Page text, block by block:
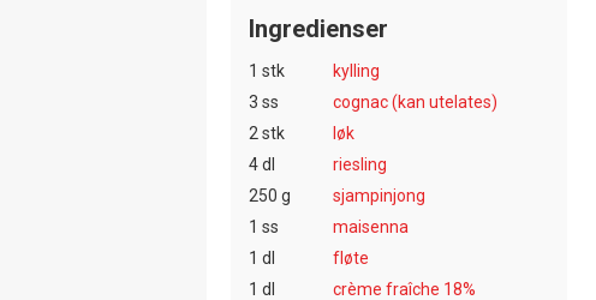
Ingredienser
1 stk
kylling
3 ss
cognac (kan utelates)
2 stk
løk
4 dl
riesling
250 g
sjampinjong
1 ss
maisenna
1 dl
fløte
1 dl
crème fraîche 18%